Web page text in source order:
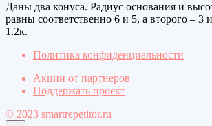
Даны два конуса. Радиус основания и
равны соответственно 6 и 5, а второго – 3
1.2к.
Политика конфиденциальности
Акции от партнеров
Поддержать проект
© 2023 smartrepetitor.ru